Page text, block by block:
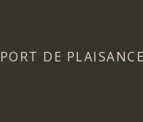
PORT DE PLAISANCE